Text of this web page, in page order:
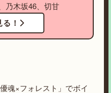
乃木坂46、切甘
！
魂×フォレスト」でボイ